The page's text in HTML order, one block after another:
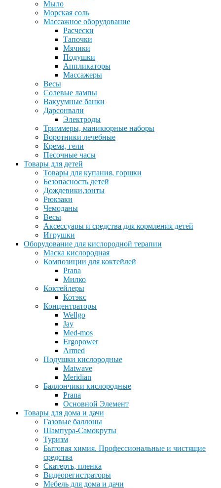
Мыло
Морская соль
Массажное оборудование
Расчески
Тапочки
Мячики
Подушки
Аппликаторы
Массажеры
Весы
Солевые лампы
Вакуумные банки
Дарсонвали
Электроды
Триммеры, маникюрные наборы
Воротники лечебные
Крема, гели
Песочные часы
Товары для детей
Товары для купания, горшки
Безопасность детей
Дождевики,зонты
Рюкзаки
Чемоданы
Весы
Аксессуары и средства для кормления детей
Игрушки
Оборудование для кислородной терапии
Маска кислородная
Композиции для коктейлей
Prana
Милко
Коктейлеры
Котэкс
Концентраторы
Wellgo
Jay
Med-mos
Ergopower
Armed
Подушки кислородные
Matwave
Meridian
Баллончики кислородные
Prana
Основной Элемент
Товары для дома и дачи
Газовые баллоны
Шампура-Самокруты
Туризм
Бытовая химия. Профессиональные и чистящие
средства
Скатерть, пленка
Видеорегистраторы
Мебель для дома и дачи